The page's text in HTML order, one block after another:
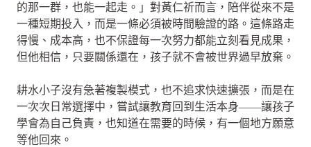
的那一群，也能一起走。」對黃仁祈而言，陪伴從來不是
一種短期投入，而是一條必須被時間驗證的路。這條路走
得慢、成本高，也不保證每一次努力都能立刻看見成果，
但他相信，只要關係還在，孩子就不會被世界過早放棄。
耕水小子沒有急著複製模式，也不追求快速擴張，而是在
一次次日常選擇中，嘗試讓教育回到生活本身——讓孩子
學會為自己負責，也知道在需要的時候，有一個地方願意
等他回來。